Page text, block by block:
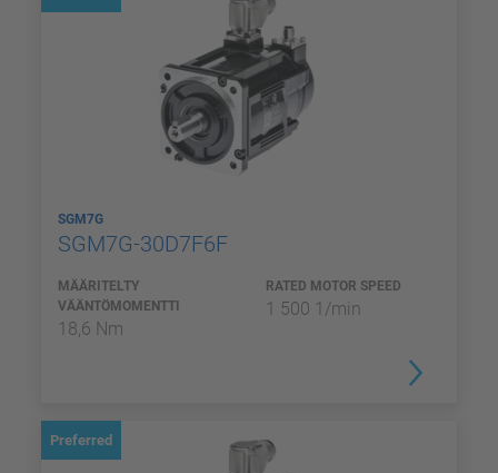
SGM7G
SGM7G-30D7F6F
MÄÄRITELTY
VÄÄNTÖMOMENTTI
18,6 Nm
RATED MOTOR SPEED
1 500 1/min
Preferred